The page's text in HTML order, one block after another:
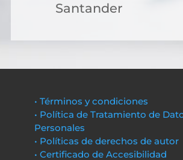
Santander
• Términos y condiciones
• Política de Tratamiento de
Personales
• Políticas de derechos de autor
• Certificado de Accesibilidad